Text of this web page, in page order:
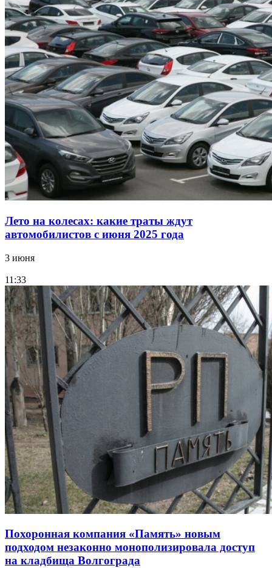
Лето на колесах: какие траты ждут
автомобилистов с июня 2025 года
3 июня
11:33
Похоронная компания «Память» новым
подходом незаконно монополизировала доступ
на кладбища Волгограда